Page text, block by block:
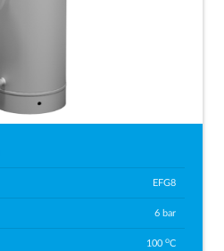
EFG8
6 bar
100oC